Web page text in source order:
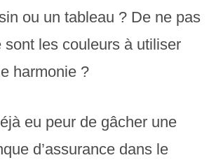
ou un tableau ? De ne pas
sont les couleurs à utiliser
harmonie ?
eu peur de gâcher une
d’assurance dans le